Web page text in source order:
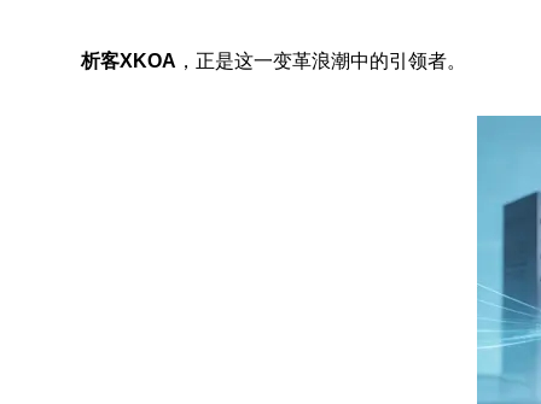
析客XKOA ，正是这一变革浪潮中的引领者。